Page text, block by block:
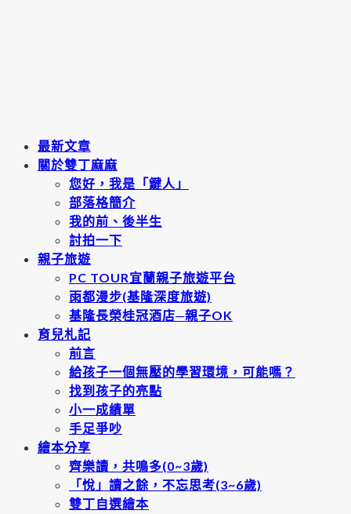
最新文章
關於雙丁麻麻
您好，我是「鍵人」
部落格簡介
我的前、後半生
討拍一下
親子旅遊
PC TOUR宜蘭親子旅遊平台
雨都漫步(基隆深度旅遊)
基隆長榮桂冠酒店─親子OK
育兒札記
前言
給孩子一個無壓的學習環境，可能嗎？
找到孩子的亮點
小一成績單
手足爭吵
繪本分享
齊樂讀，共鳴多(0~3歲)
「悅」讀之餘，不忘思考(3~6歲)
雙丁自選繪本